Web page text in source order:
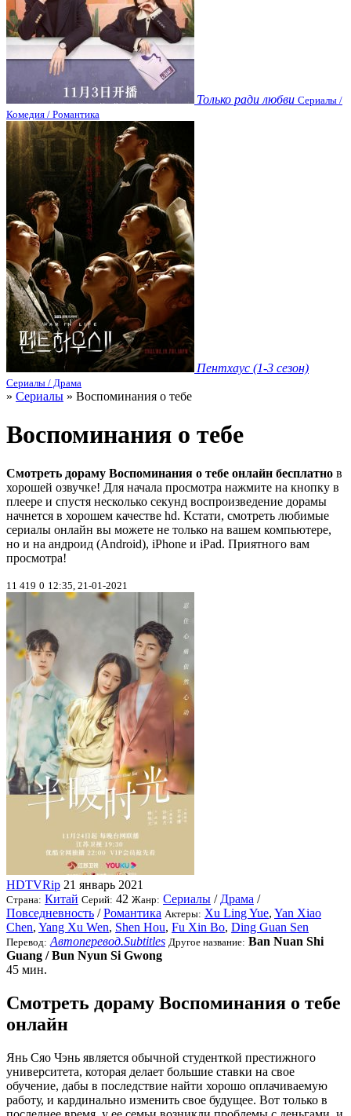
Только ради любви Сериалы /
Комедия / Романтика
Пентхаус (1-3 сезон)
Сериалы / Драма
» Сериалы » Воспоминания о тебе
Воспоминания о тебе
Смотреть дораму Воспоминания о тебе онлайн бесплатно в
хорошей озвучке! Для начала просмотра нажмите на кнопку в
плеере и спустя несколько секунд воспроизведение дорамы
начнется в хорошем качестве hd. Кстати, смотреть любимые
сериалы онлайн вы можете не только на вашем компьютере,
но и на андроид (Android), iPhone и iPad. Приятного вам
просмотра!
11 419 0 12:35, 21-01-2021
HDTVRip 21 январь 2021
Страна: Китай Серий: 42 Жанр: Сериалы / Драма /
Повседневность /Романтика Актеры: Xu Ling Yue, Yan Xiao
Chen, Yang Xu Wen, Shen Hou, Fu Xin Bo, Ding Guan Sen
Перевод: Автоперевод.Subtitles Другое название: Ban Nuan Shi
Guang / Bun Nyun Si Gwong
45 мин.
Смотреть дораму Воспоминания о тебе
онлайн
Янь Сяо Чэнь является обычной студенткой престижного
университета, которая делает большие ставки на свое
обучение, дабы в последствие найти хорошо оплачиваемую
работу, и кардинально изменить свое будущее. Вот только в